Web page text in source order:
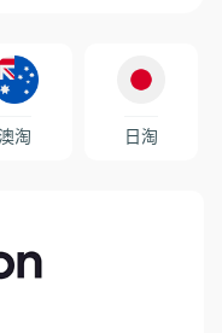
淘 日淘